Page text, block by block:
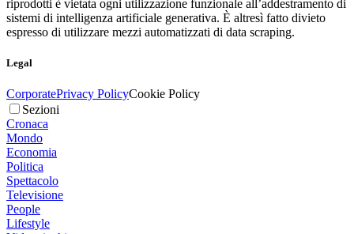
riprodotti è vietata ogni utilizzazione funzionale all’addestramento di
sistemi di intelligenza artificiale generativa. È altresì fatto divieto
espresso di utilizzare mezzi automatizzati di data scraping.
Legal
CorporatePrivacy PolicyCookie Policy
Sezioni
Cronaca
Mondo
Economia
Politica
Spettacolo
Televisione
People
Lifestyle